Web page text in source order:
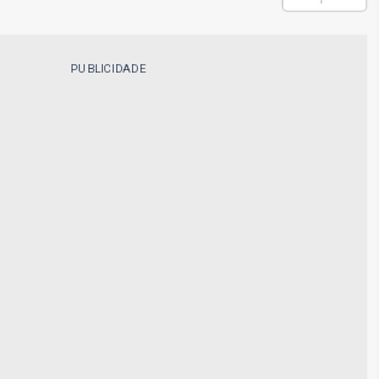
PUBLICIDADE